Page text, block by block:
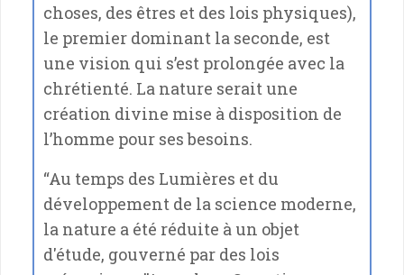
choses, des êtres et des lois physiques),
le premier dominant la seconde, est
une vision qui s’est prolongée avec la
chrétienté. La nature serait une
création divine mise à disposition de
l’homme pour ses besoins.
“Au temps des Lumières et du
développement de la science moderne,
la nature a été réduite à un objet
d'étude, gouverné par des lois